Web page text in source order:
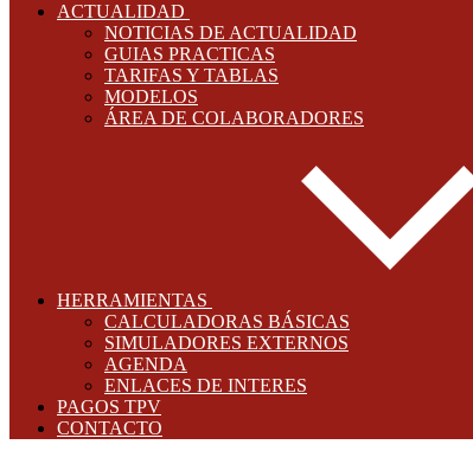
ACTUALIDAD
NOTICIAS DE ACTUALIDAD
GUIAS PRACTICAS
TARIFAS Y TABLAS
MODELOS
ÁREA DE COLABORADORES
HERRAMIENTAS
CALCULADORAS BÁSICAS
SIMULADORES EXTERNOS
AGENDA
ENLACES DE INTERES
PAGOS TPV
CONTACTO